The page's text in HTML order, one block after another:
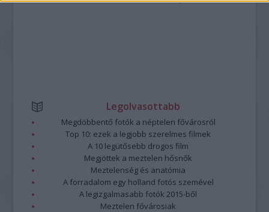
Legolvasottabb
Megdöbbentő fotók a néptelen fővárosról
Top 10: ezek a legjobb szerelmes filmek
A 10 legütősebb drogos film
Megjöttek a meztelen hősnők
Meztelenség és anatómia
A forradalom egy holland fotós szemével
A legizgalmasabb fotók 2015-ből
Meztelen fővárosiak